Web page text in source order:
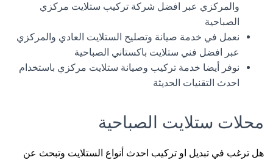
والمركزي عبر افضل شركة تركيب ستلايت مركزي
الصباحية
نعمل في خدمة صيانة وتصليح الستلايت العادي والمركزي
عبر افضل فني ستلايت باكستاني الصباحية
نوفر أيضا خدمة تركيب وصيانة ستلايت مركزي باستخدام
احدث التقنيات الحديثة
محلات ستلايت الصباحية
هل ترغب في تبديل او تركيب احدث أنواع الستلايت وتبحث عن